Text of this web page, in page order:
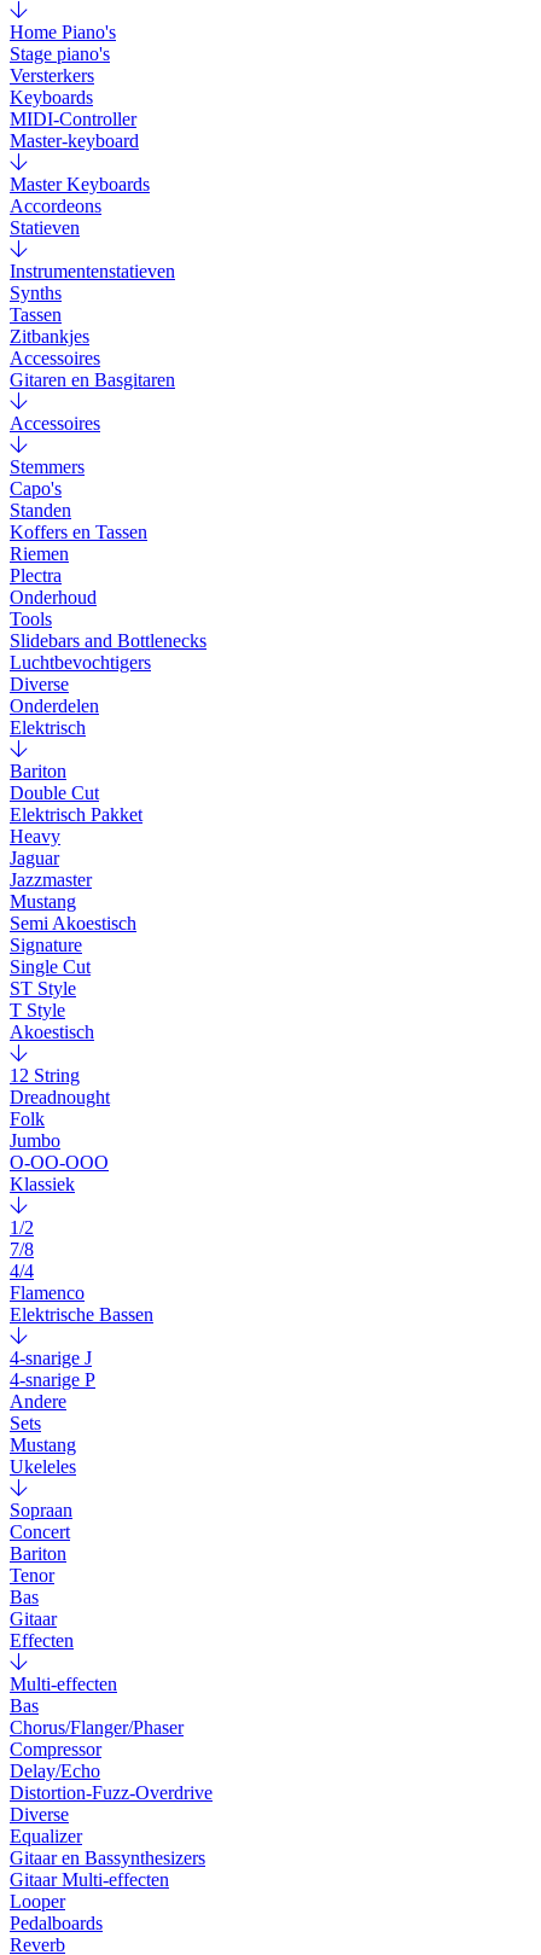
Home Piano's
Stage piano's
Versterkers
Keyboards
MIDI-Controller
Master-keyboard
Master Keyboards
Accordeons
Statieven
Instrumentenstatieven
Synths
Tassen
Zitbankjes
Accessoires
Gitaren en Basgitaren
Accessoires
Stemmers
Capo's
Standen
Koffers en Tassen
Riemen
Plectra
Onderhoud
Tools
Slidebars and Bottlenecks
Luchtbevochtigers
Diverse
Onderdelen
Elektrisch
Bariton
Double Cut
Elektrisch Pakket
Heavy
Jaguar
Jazzmaster
Mustang
Semi Akoestisch
Signature
Single Cut
ST Style
T Style
Akoestisch
12 String
Dreadnought
Folk
Jumbo
O-OO-OOO
Klassiek
1/2
7/8
4/4
Flamenco
Elektrische Bassen
4-snarige J
4-snarige P
Andere
Sets
Mustang
Ukeleles
Sopraan
Concert
Bariton
Tenor
Bas
Gitaar
Effecten
Multi-effecten
Bas
Chorus/Flanger/Phaser
Compressor
Delay/Echo
Distortion-Fuzz-Overdrive
Diverse
Equalizer
Gitaar en Bassynthesizers
Gitaar Multi-effecten
Looper
Pedalboards
Reverb